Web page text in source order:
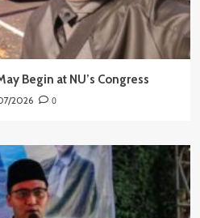
Begin at NU’s Congress
2026 0